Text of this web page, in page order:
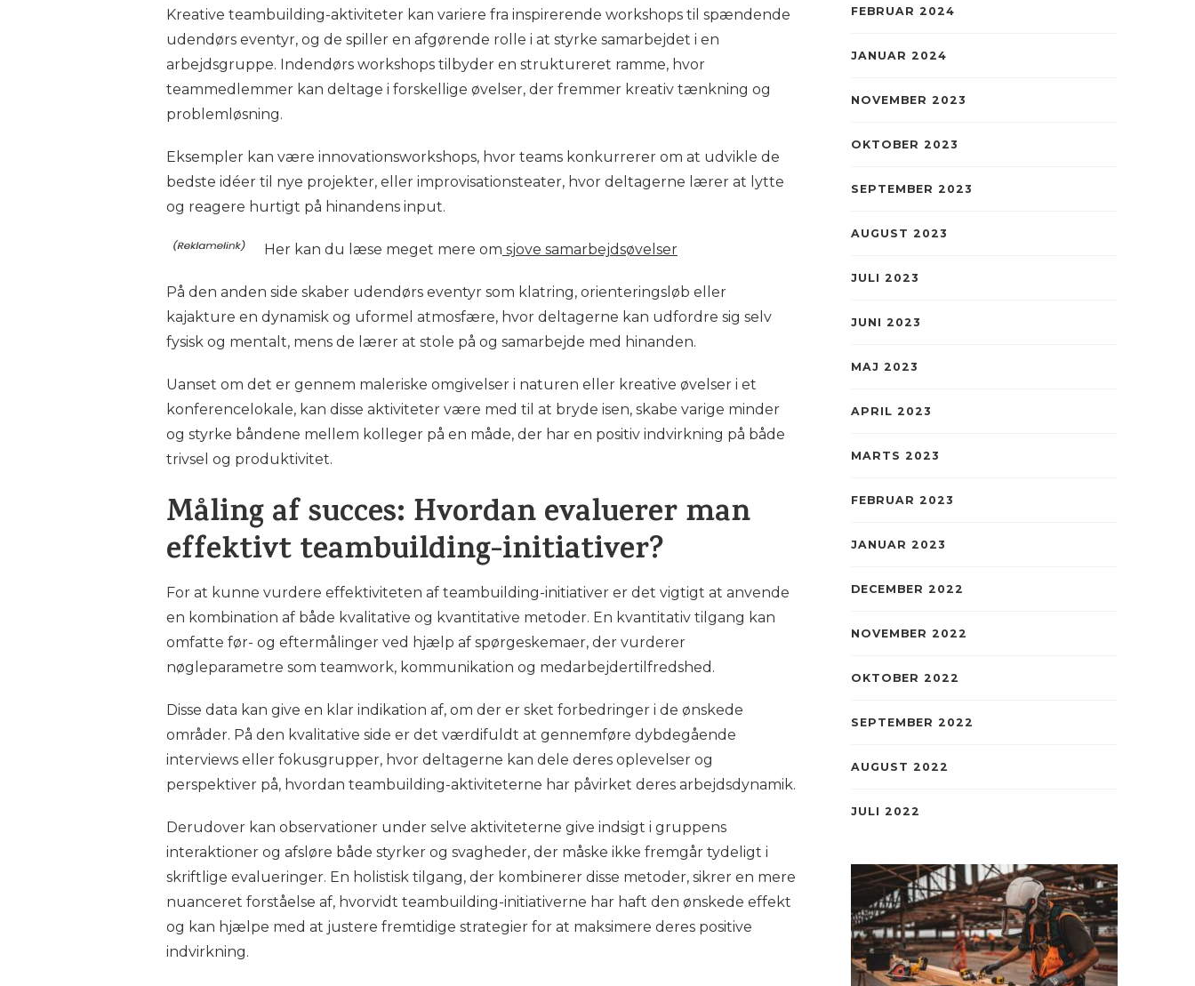
Kreative teambuilding-aktiviteter kan variere fra inspirerende workshops til spændende
udendørs eventyr, og de spiller en afgørende rolle i at styrke samarbejdet i en
arbejdsgruppe. Indendørs workshops tilbyder en struktureret ramme, hvor
teammedlemmer kan deltage i forskellige øvelser, der fremmer kreativ tænkning og
problemløsning.
Eksempler kan være innovationsworkshops, hvor teams konkurrerer om at udvikle de
bedste idéer til nye projekter, eller improvisationsteater, hvor deltagerne lærer at lytte
og reagere hurtigt på hinandens input.
Her kan du læse meget mere om sjove samarbejdsøvelser
På den anden side skaber udendørs eventyr som klatring, orienteringsløb eller
kajakture en dynamisk og uformel atmosfære, hvor deltagerne kan udfordre sig selv
fysisk og mentalt, mens de lærer at stole på og samarbejde med hinanden.
Uanset om det er gennem maleriske omgivelser i naturen eller kreative øvelser i et
konferencelokale, kan disse aktiviteter være med til at bryde isen, skabe varige minder
og styrke båndene mellem kolleger på en måde, der har en positiv indvirkning på både
trivsel og produktivitet.
Måling af succes: Hvordan evaluerer man
effektivt teambuilding-initiativer?
For at kunne vurdere effektiviteten af teambuilding-initiativer er det vigtigt at anvende
en kombination af både kvalitative og kvantitative metoder. En kvantitativ tilgang kan
omfatte før- og eftermålinger ved hjælp af spørgeskemaer, der vurderer
nøgleparametre som teamwork, kommunikation og medarbejdertilfredshed.
Disse data kan give en klar indikation af, om der er sket forbedringer i de ønskede
områder. På den kvalitative side er det værdifuldt at gennemføre dybdegående
interviews eller fokusgrupper, hvor deltagerne kan dele deres oplevelser og
perspektiver på, hvordan teambuilding-aktiviteterne har påvirket deres arbejdsdynamik.
Derudover kan observationer under selve aktiviteterne give indsigt i gruppens
interaktioner og afsløre både styrker og svagheder, der måske ikke fremgår tydeligt i
skriftlige evalueringer. En holistisk tilgang, der kombinerer disse metoder, sikrer en mere
nuanceret forståelse af, hvorvidt teambuilding-initiativerne har haft den ønskede effekt
og kan hjælpe med at justere fremtidige strategier for at maksimere deres positive
indvirkning.
FEBRUAR 2024
JANUAR 2024
NOVEMBER 2023
OKTOBER 2023
SEPTEMBER 2023
AUGUST 2023
JULI 2023
JUNI 2023
MAJ 2023
APRIL 2023
MARTS 2023
FEBRUAR 2023
JANUAR 2023
DECEMBER 2022
NOVEMBER 2022
OKTOBER 2022
SEPTEMBER 2022
AUGUST 2022
JULI 2022